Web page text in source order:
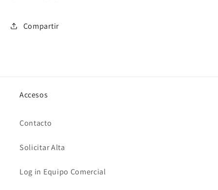
Compartir
Accesos
Contacto
Solicitar Alta
Log in Equipo Comercial